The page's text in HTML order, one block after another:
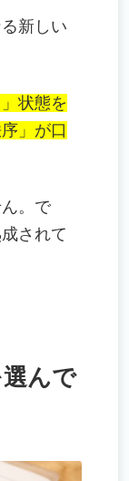
新しい
状態を
」が口
。で
されて
んで